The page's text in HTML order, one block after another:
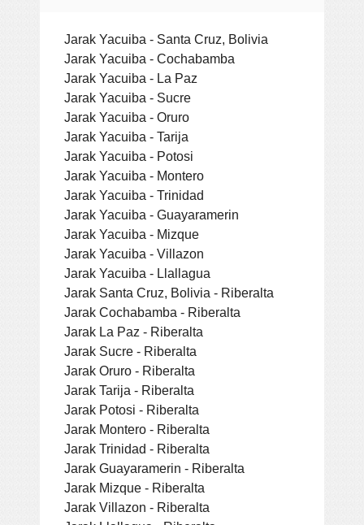
Jarak Yacuiba - Santa Cruz, Bolivia
Jarak Yacuiba - Cochabamba
Jarak Yacuiba - La Paz
Jarak Yacuiba - Sucre
Jarak Yacuiba - Oruro
Jarak Yacuiba - Tarija
Jarak Yacuiba - Potosi
Jarak Yacuiba - Montero
Jarak Yacuiba - Trinidad
Jarak Yacuiba - Guayaramerin
Jarak Yacuiba - Mizque
Jarak Yacuiba - Villazon
Jarak Yacuiba - Llallagua
Jarak Santa Cruz, Bolivia - Riberalta
Jarak Cochabamba - Riberalta
Jarak La Paz - Riberalta
Jarak Sucre - Riberalta
Jarak Oruro - Riberalta
Jarak Tarija - Riberalta
Jarak Potosi - Riberalta
Jarak Montero - Riberalta
Jarak Trinidad - Riberalta
Jarak Guayaramerin - Riberalta
Jarak Mizque - Riberalta
Jarak Villazon - Riberalta